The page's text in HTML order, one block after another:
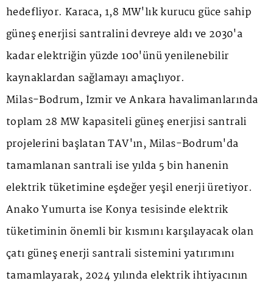
hedefliyor. Karaca, 1,8 MW'lık kurucu güce sahip
güneş enerjisi santralini devreye aldı ve 2030'a
kadar elektriğin yüzde 100'ünü yenilenebilir
kaynaklardan sağlamayı amaçlıyor.
Milas-Bodrum, İzmir ve Ankara havalimanlarında
toplam 28 MW kapasiteli güneş enerjisi santrali
projelerini başlatan TAV'ın, Milas-Bodrum'da
tamamlanan santrali ise yılda 5 bin hanenin
elektrik tüketimine eşdeğer yeşil enerji üretiyor.
Anako Yumurta ise Konya tesisinde elektrik
tüketiminin önemli bir kısmını karşılayacak olan
çatı güneş enerji santrali sistemini yatırımını
tamamlayarak, 2024 yılında elektrik ihtiyacının